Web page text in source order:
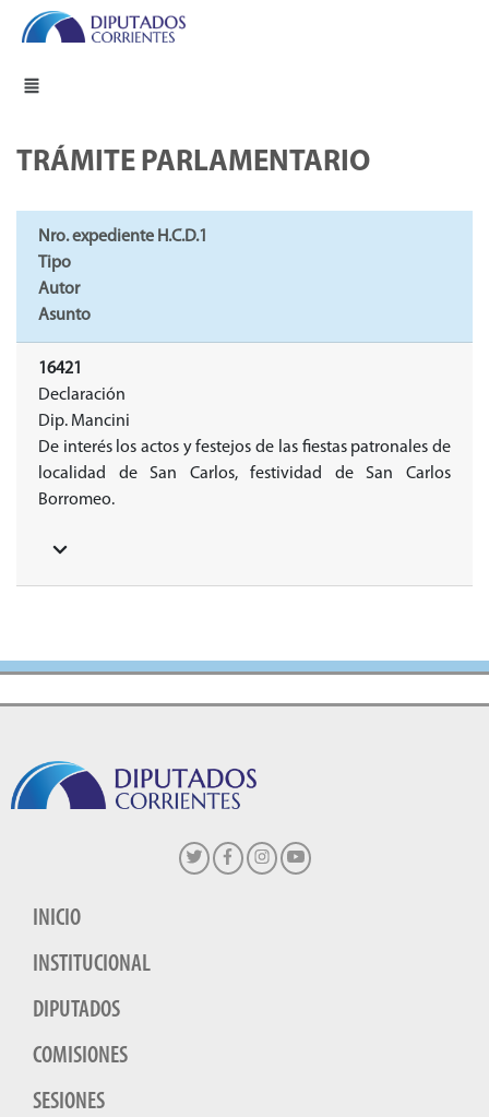
TRÁMITE PARLAMENTARIO
Nro. expediente H.C.D.1
Tipo
Autor
Asunto
16421
Declaración
Dip. Mancini
De interés los actos y festejos de las fiestas patronales de
localidad de San Carlos, festividad de San Carlos
Borromeo.
INICIO
INSTITUCIONAL
DIPUTADOS
COMISIONES
SESIONES